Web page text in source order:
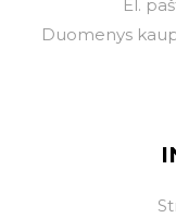
El.
Duomenys